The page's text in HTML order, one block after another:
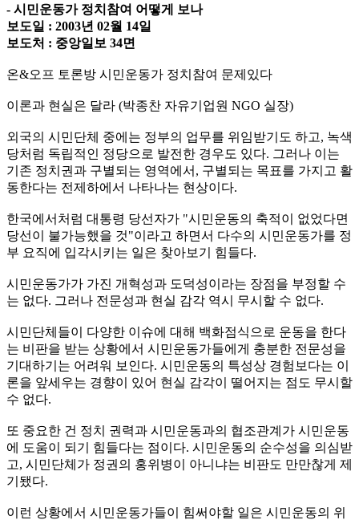
- 시민운동가 정치참여 어떻게 보나
보도일 : 2003년 02월 14일
보도처 : 중앙일보 34면
온&오프 토론방 시민운동가 정치참여 문제있다
이론과 현실은 달라 (박종찬 자유기업원 NGO 실장)
외국의 시민단체 중에는 정부의 업무를 위임받기도 하고, 녹색
당처럼 독립적인 정당으로 발전한 경우도 있다. 그러나 이는
기존 정치권과 구별되는 영역에서, 구별되는 목표를 가지고 활
동한다는 전제하에서 나타나는 현상이다.
한국에서처럼 대통령 당선자가 "시민운동의 축적이 없었다면
당선이 불가능했을 것"이라고 하면서 다수의 시민운동가를 정
부 요직에 입각시키는 일은 찾아보기 힘들다.
시민운동가가 가진 개혁성과 도덕성이라는 장점을 부정할 수
는 없다. 그러나 전문성과 현실 감각 역시 무시할 수 없다.
시민단체들이 다양한 이슈에 대해 백화점식으로 운동을 한다
는 비판을 받는 상황에서 시민운동가들에게 충분한 전문성을
기대하기는 어려워 보인다. 시민운동의 특성상 경험보다는 이
론을 앞세우는 경향이 있어 현실 감각이 떨어지는 점도 무시할
수 없다.
또 중요한 건 정치 권력과 시민운동과의 협조관계가 시민운동
에 도움이 되기 힘들다는 점이다. 시민운동의 순수성을 의심받
고, 시민단체가 정권의 홍위병이 아니냐는 비판도 만만찮게 제
기됐다.
이런 상황에서 시민운동가들이 힘써야할 일은 시민운동의 위